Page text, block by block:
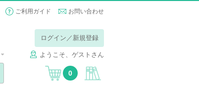
ご利用ガイド お問い合わせ
ログイン／新規登録
ようこそ、ゲストさん
0